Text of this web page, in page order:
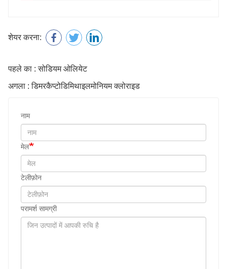
शेयर करना:
पहले का : सोडियम ओलियेट
अगला : डिमरकैप्टोडिमिथाइलमोनियम क्लोराइड
नाम
मेल
टेलीफ़ोन
परामर्श सामग्री